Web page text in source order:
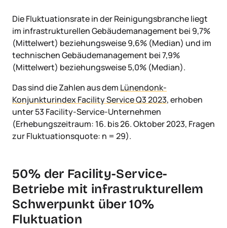
Die Fluktuationsrate in der Reinigungsbranche liegt
im infrastrukturellen Gebäudemanagement bei 9,7%
(Mittelwert) beziehungsweise 9,6% (Median) und im
technischen Gebäudemanagement bei 7,9%
(Mittelwert) beziehungsweise 5,0% (Median).
Das sind die Zahlen aus dem Lünendonk-
Konjunkturindex Facility Service Q3 2023, erhoben
unter 53 Facility-Service-Unternehmen
(Erhebungszeitraum: 16. bis 26. Oktober 2023, Fragen
zur Fluktuationsquote: n = 29).
50% der Facility-Service-
Betriebe mit infrastrukturellem
Schwerpunkt über 10%
Fluktuation